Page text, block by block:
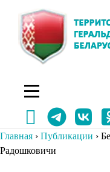
содержимому
Главная › Публикации ›
Радошковичи